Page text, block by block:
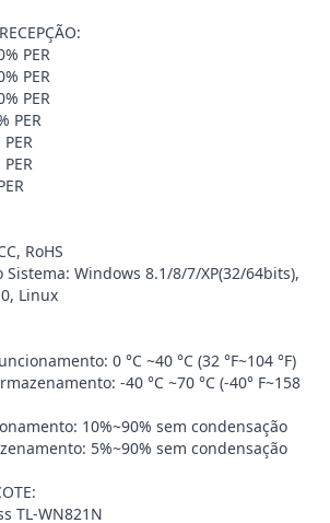
PER
PER
PER
PER
RoHS
Windows 8.1/8/7/XP(32/64bits),
Linux
0 °C ~40 °C (32 °F~104 °F)
-40 °C ~70 °C (-40° F~158
10%~90% sem condensação
5%~90% sem condensação
TL-WN821N